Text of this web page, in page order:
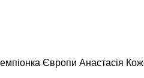
Європи Анастасія